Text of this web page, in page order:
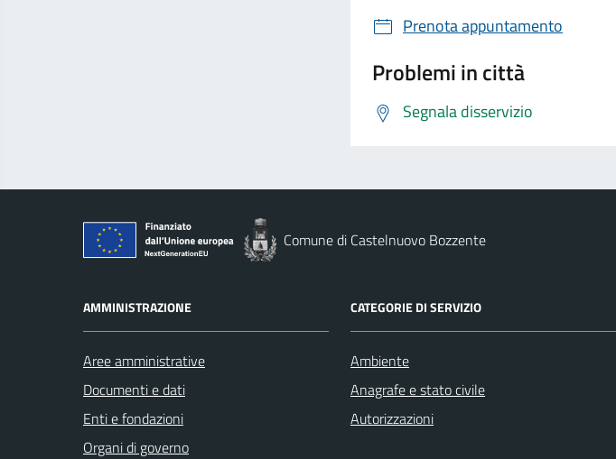
Prenota appuntamento
Problemi in città
Segnala disservizio
Comune di Castelnuovo Bozzente
AMMINISTRAZIONE
Aree amministrative
Documenti e dati
Enti e fondazioni
Organi di governo
CATEGORIE DI SERVIZIO
Ambiente
Anagrafe e stato civile
Autorizzazioni